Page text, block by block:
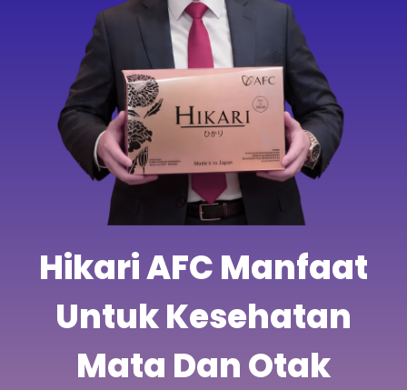
Hikari AFC Manfaat
Untuk Kesehatan
Mata Dan Otak